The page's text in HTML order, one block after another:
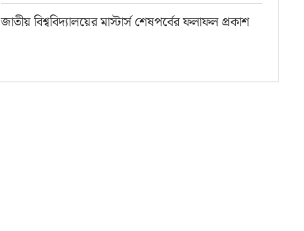
জাতীয় বিশ্ববিদ্যালয়ের মাস্টার্স শেষপর্বের ফলাফল প্রকাশ